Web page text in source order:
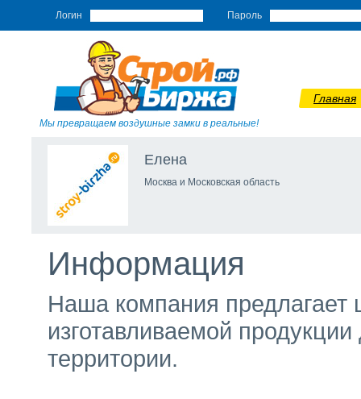
Логин Пароль
Мы превращаем воздушные замки в реальные!
Главная
Елена
Москва и Московская область
Информация
Наша компания предлагает
изготавливаемой
территории.